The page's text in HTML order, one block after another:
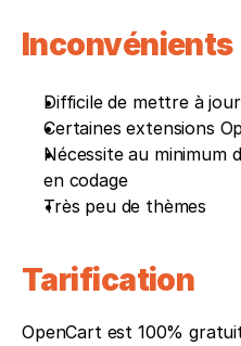
Inconvénients
Difficile de mettre à jour
Certaines extensions
Nécessite au minimum
en codage
Très peu de thèmes
Tarification
OpenCart est 100%